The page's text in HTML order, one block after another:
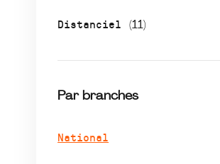
Distanciel (11)
Par branches
National